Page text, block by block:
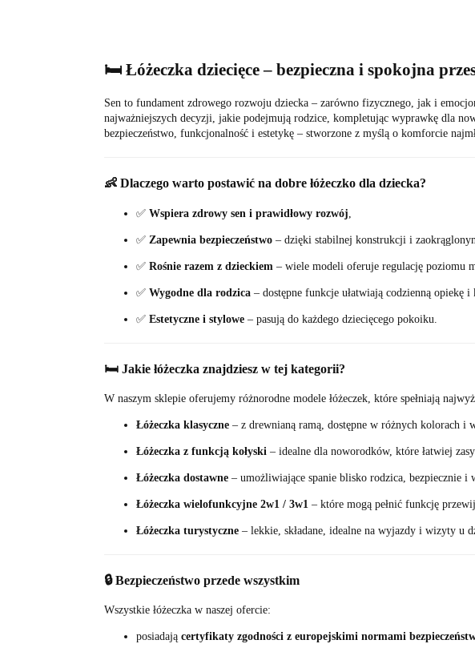
🛏️ Łóżeczka dziecięce – bezpieczna i spokojna
Sen to fundament zdrowego rozwoju dziecka – zarówno fizycznego, jak i
najważniejszych decyzji, jakie podejmują rodzice, kompletując wyprawkę dla
bezpieczeństwo, funkcjonalność i estetykę – stworzone z myślą o komforcie
👶 Dlaczego warto postawić na dobre łóżeczko dla dziecka?
✅ Wspiera zdrowy sen i prawidłowy rozwój
✅ Zapewnia bezpieczeństwo– dzięki stabilnej konstrukcji i
✅ Rośnie razem z dzieckiem – wiele modeli oferuje regulację poziomu
✅ Wygodne dla rodzica– dostępne funkcje ułatwiają codzienną opiekę i
✅ Estetyczne i stylowe– pasują do każdego dziecięcego pokoiku.
🛏️ Jakie łóżeczka znajdziesz w tej kategorii?
W naszym sklepie oferujemy różnorodne modele łóżeczek, które spełniają
Łóżeczka klasyczne– z drewnianą ramą, dostępne w różnych kolorach i
Łóżeczka z funkcją kołyski – idealne dla noworodków, które łatwiej
Łóżeczka dostawne– umożliwiające spanie blisko rodzica, bezpiecznie i
Łóżeczka wielofunkcyjne 2w1 / 3w1 – które mogą pełnić funkcję
Łóżeczka turystyczne– lekkie, składane, idealne na wyjazdy i wizyty u
🔒 Bezpieczeństwo przede wszystkim
Wszystkie łóżeczka w naszej ofercie:
posiadają certyfikaty zgodności z europejskimi normami